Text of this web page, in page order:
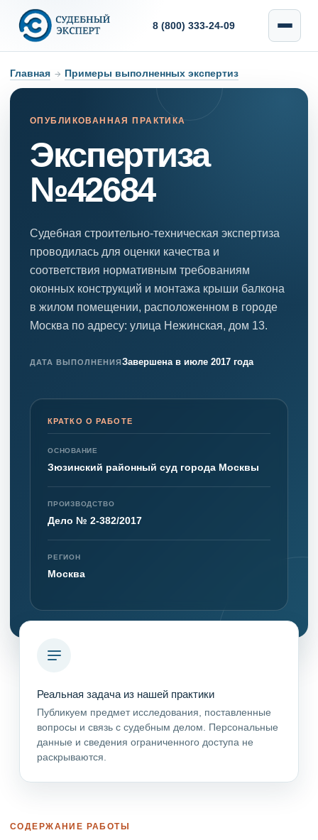
8 (800) 333-24-09
Главная → Примеры выполненных экспертиз
ОПУБЛИКОВАННАЯ ПРАКТИКА
Экспертиза
№42684
Судебная строительно-техническая экспертиза
проводилась для оценки качества и
соответствия нормативным требованиям
оконных конструкций и монтажа крыши балкона
в жилом помещении, расположенном в городе
Москва по адресу: улица Нежинская, дом 13.
ДАТА ВЫПОЛНЕНИЯЗавершена в июле 2017 года
КРАТКО О РАБОТЕ
ОСНОВАНИЕ
Зюзинский районный суд города Москвы
ПРОИЗВОДСТВО
Дело № 2-382/2017
РЕГИОН
Москва
Реальная задача из нашей практики
Публикуем предмет исследования, поставленные
вопросы и связь с судебным делом. Персональные
данные и сведения ограниченного доступа не
раскрываются.
СОДЕРЖАНИЕ РАБОТЫ